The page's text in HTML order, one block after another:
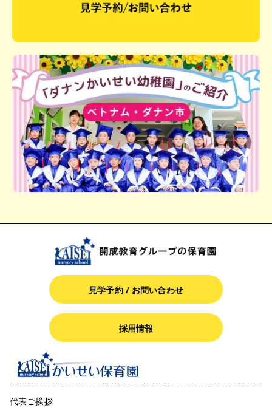
見学予約 / お問い合わせ
採用情報
代表ご挨拶